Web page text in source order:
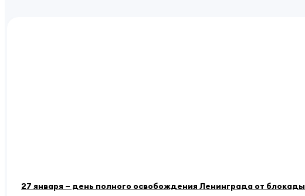
27 января – день полного освобождения Ленинграда от блокады